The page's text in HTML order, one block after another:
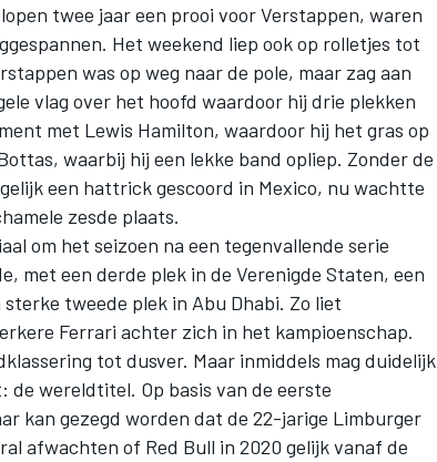
twee jaar een prooi voor Verstappen, waren
Het weekend liep ook op rolletjes tot
was op weg naar de pole, maar zag aan
vlag over het hoofd waardoor hij drie plekken
met Lewis Hamilton, waardoor hij het gras op
waarbij hij een lekke band opliep. Zonder de
een hattrick gescoord in Mexico, nu wachtte
zesde plaats.
om het seizoen na een tegenvallende serie
met een derde plek in de Verenigde Staten, een
tweede plek in Abu Dhabi. Zo liet
Ferrari achter zich in het kampioenschap.
tot dusver. Maar inmiddels mag duidelijk
wereldtitel. Op basis van de eerste
kan gezegd worden dat de 22-jarige Limburger
afwachten of Red Bull in 2020 gelijk vanaf de